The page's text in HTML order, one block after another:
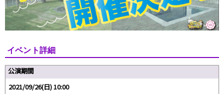
イベント詳細
公演期間
2021/09/26(日) 10:00